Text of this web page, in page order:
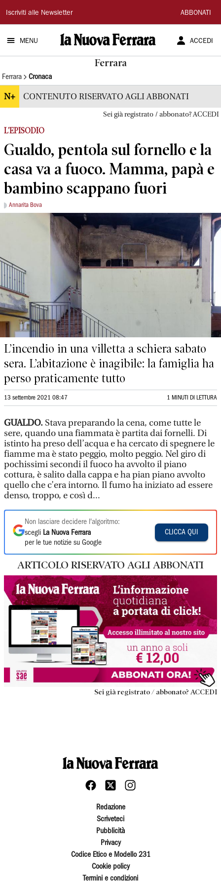
La
Nuova
Ferrara
Iscriviti alle Newsletter ABBONATI
MENU ACCEDI
Ferrara
Ferrara Cronaca
N+ CONTENUTO RISERVATO AGLI ABBONATI
Sei già registrato / abbonato? ACCEDI
L'EPISODIO
Gualdo, pentola sul fornello e la
casa va a fuoco. Mamma, papà e
bambino scappano fuori
Annarita Bova
L’incendio in una villetta a schiera sabato
sera. L’abitazione è inagibile: la famiglia ha
perso praticamente tutto
13 settembre 2021 08:47 1 MINUTI DI LETTURA
GUALDO. Stava preparando la cena, come tutte le
sere, quando una fiammata è partita dai fornelli. Di
istinto ha preso dell’acqua e ha cercato di spegnere le
fiamme ma è stato peggio, molto peggio. Nel giro di
pochissimi secondi il fuoco ha avvolto il piano
cottura, è salito dalla cappa e ha pian piano avvolto
quello che c’era intorno. Il fumo ha iniziato ad essere
denso, troppo, e così d...
Non lasciare decidere l'algoritmo:
scegli La Nuova Ferrara
per le tue notizie su Google
CLICCA QUI
ARTICOLO RISERVATO AGLI ABBONATI
Sei già registrato / abbonato? ACCEDI
Redazione
Scriveteci
Pubblicità
Privacy
Codice Etico e Modello 231
Cookie policy
Termini e condizioni